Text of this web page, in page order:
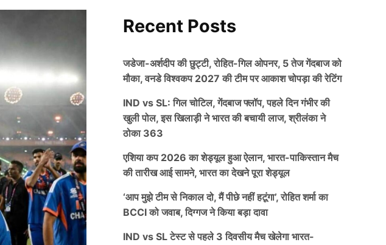
Recent Posts
जडेजा-अर्शदीप की छुट्टी, रोहित-गिल ओपनर, 5 तेज गेंदबाज को
मौका, वनडे विश्वकप 2027 की टीम पर आकाश चोपड़ा की रेटिंग
IND vs SL: गिल चोटिल, गेंदबाज फ्लॉप, पहले दिन गंभीर की
खुली पोल, इस खिलाड़ी ने भारत की बचायी लाज, श्रीलंका ने
ठोका 363
एशिया कप 2026 का शेड्यूल हुआ ऐलान, भारत-पाकिस्तान मैच
की तारीख आई सामने, भारत का देखने पूरा शेड्यूल
‘आप मुझे टीम से निकाल दो, मैं पीछे नहीं हटूंगा’, रोहित शर्मा का
BCCI को जवाब, दिग्गज ने किया बड़ा दावा
IND vs SL टेस्ट से पहले 3 दिवसीय मैच खेलेगा भारत-